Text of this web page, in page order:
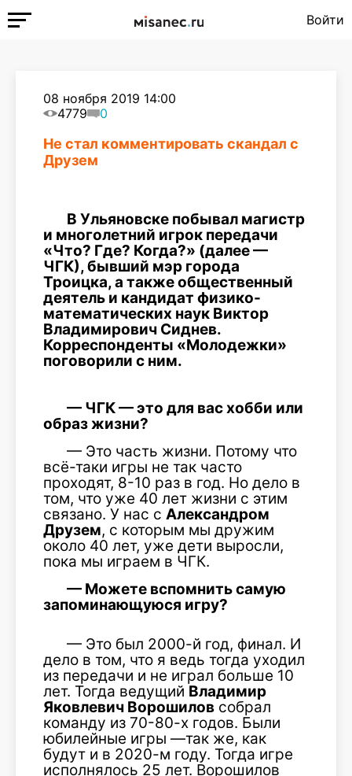
Войти
08 ноября 2019 14:00
4779
0
Не стал комментировать скандал с
Друзем
В Ульяновске побывал магистр
и многолетний игрок передачи
«Что? Где? Когда?» (далее —
ЧГК), бывший мэр города
Троицка, а также общественный
деятель и кандидат физико-
математических наук Виктор
Владимирович Сиднев.
Корреспонденты «Молодежки»
поговорили с ним.
— ЧГК — это для вас хобби или
образ жизни?
— Это часть жизни. Потому что
всё-таки игры не так часто
проходят, 8-10 раз в год. Но дело в
том, что уже 40 лет жизни с этим
связано. У нас с Александром
Друзем, с которым мы дружим
около 40 лет, уже дети выросли,
пока мы играем в ЧГК.
— Можете вспомнить самую
запоминающуюся игру?
— Это был 2000-й год, финал. И
дело в том, что я ведь тогда уходил
из передачи и не играл больше 10
лет. Тогда ведущий Владимир
Яковлевич Ворошилов собрал
команду из 70-80-х годов. Были
юбилейные игры —так же, как
будут и в 2020-м году. Тогда игре
исполнялось 25 лет. Ворошилов